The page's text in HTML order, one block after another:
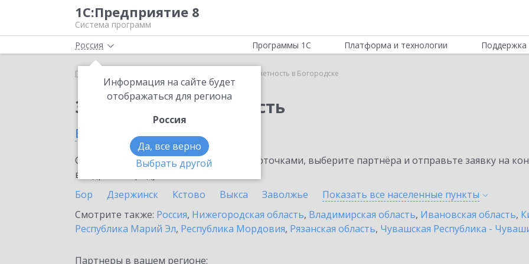
1С:Предприятие 8
Система программ
Россия
Информация на сайте будет
отображаться для региона
Россия
Да, все верно
Выбрать другой
Программы 1С Платформа и технологии Поддержка
Главная 1С-Отчетность в Богородске
Заказать 1С-Отчетность
в Богородске
Ознакомьтесь с информационными карточками, выберите партнёра и отправьте заявку на
внедрение продукта.
Бор
Дзержинск Кстово Выкса Заволжье Показать все населенные пункты
Смотрите также: Россия, Нижегородская область, Владимирская область, Ивановская область,
Республика Марий Эл, Республика Мордовия, Рязанская область, Чувашская Республика -
Партнеры в вашем регионе: